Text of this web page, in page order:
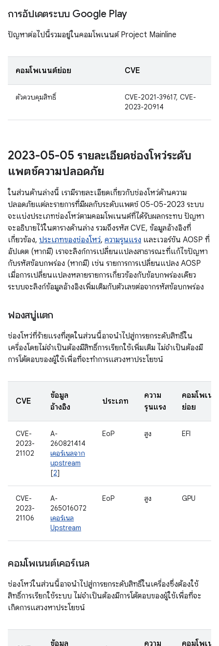
การอัปเดตระบบ Google Play
ปัญหาต่อไปนี้รวมอยู่ในคอมโพเนนต์ Project Mainline
คอมโพเนนต์ย่อย CVE
ตัวควบคุมสิทธิ์
CVE-2021-39617, CVE-
2023-20914
2023-05-05 รายละเอียดช่องโหว่ระดับ
แพตช์ความปลอดภัย
ในส่วนด้านล่างนี้ เรามีรายละเอียดเกี่ยวกับช่องโหว่ด้านความ
ปลอดภัยแต่ละรายการที่มีผลกับระดับแพตช์ 05-05-2023 ระบบ
จะแบ่งประเภทช่องโหว่ตามคอมโพเนนต์ที่ได้รับผลกระทบ ปัญหา
จะอธิบายไว้ในตารางด้านล่าง รวมถึงรหัส CVE, ข้อมูลอ้างอิงที่
เกี่ยวข้อง, ประเภทของช่องโหว่, ความรุนแรง และเวอร์ชัน AOSP ที่
อัปเดต (หากมี) เราจะลิงก์การเปลี่ยนแปลงสาธารณะที่แก้ไขปัญหา
กับรหัสข้อบกพร่อง (หากมี) เช่น รายการการเปลี่ยนแปลง AOSP
เมื่อการเปลี่ยนแปลงหลายรายการเกี่ยวข้องกับข้อบกพร่องเดียว
ระบบจะลิงก์ข้อมูลอ้างอิงเพิ่มเติมกับตัวเลขต่อจากรหัสข้อบกพร่อง
ฟองสบู่แตก
ช่องโหว่ที่ร้ายแรงที่สุดในส่วนนี้อาจนำไปสู่การยกระดับสิทธิ์ใน
เครื่องโดยไม่จำเป็นต้องมีสิทธิ์การเรียกใช้เพิ่มเติม ไม่จำเป็นต้องมี
การโต้ตอบของผู้ใช้เพื่อที่จะทำการแสวงหาประโยชน์
CVE
ข้อมูล
อ้างอิง
ประเภท
ความ
รุนแรง
คอมโพเน
ย่อย
CVE-
2023-
21102
A-
260821414
เคอร์เนลจาก
upstream
[2]
EoP สูง EFI
CVE-
2023-
21106
A-
265016072
เคอร์เนล
Upstream
EoP สูง GPU
คอมโพเนนต์เคอร์เนล
ช่องโหว่ในส่วนนี้อาจนำไปสู่การยกระดับสิทธิ์ในเครื่องซึ่งต้องใช้
สิทธิ์การเรียกใช้ระบบ ไม่จำเป็นต้องมีการโต้ตอบของผู้ใช้เพื่อที่จะ
เกิดการแสวงหาประโยชน์
ข้อมูล
ความ
คอมโพเน